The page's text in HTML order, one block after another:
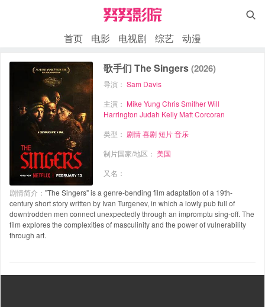

首页 电影 电视剧 综艺 动漫
歌手们 The Singers(2026)
导演：Sam Davis
主演： Mike Yung Chris Smither Will
Harrington Judah Kelly Matt Corcoran
类型： 剧情 喜剧 短片 音乐
制片国家/地区：美国
又名：
剧情简介： "The Singers" is a genre-bending film adaptation of a 19th-
century short story written by Ivan Turgenev, in which a lowly pub full of
downtrodden men connect unexpectedly through an impromptu sing-off. The
film explores the complexities of masculinity and the power of vulnerability
through art.